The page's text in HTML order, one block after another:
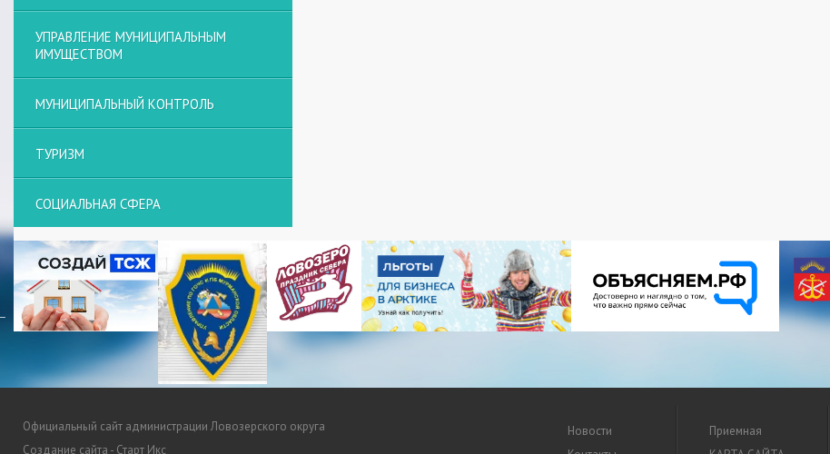
УПРАВЛЕНИЕ МУНИЦИПАЛЬНЫМ
ИМУЩЕСТВОМ
МУНИЦИПАЛЬНЫЙ КОНТРОЛЬ
ТУРИЗМ
СОЦИАЛЬНАЯ СФЕРА
Официальный сайт администрации Ловозерского округа
Создание сайта - Старт Икс
Новости
Приемная